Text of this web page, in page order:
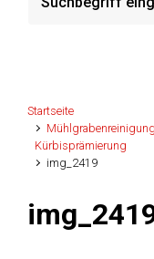
Startseite
Kürbisprämierung
img_2419